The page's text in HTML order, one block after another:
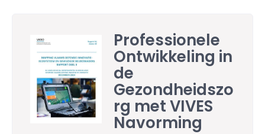
Professionele
Ontwikkeling in
de
Gezondheidszo
rg met VIVES
Navorming